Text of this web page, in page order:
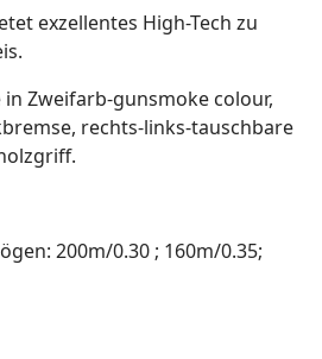
exzellentes High-Tech zu
Zweifarb-gunsmoke colour,
rechts-links-tauschbare
200m/0.30 ; 160m/0.35;